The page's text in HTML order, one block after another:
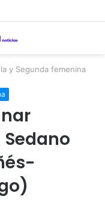
y Segunda femenina